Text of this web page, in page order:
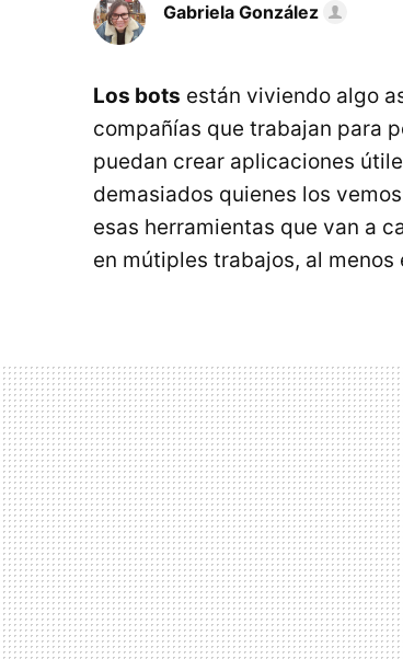
Gabriela González
Los bots están viviendo algo
compañías que trabajan para
puedan crear aplicaciones
demasiados quienes los
esas herramientas que van a
en mútiples trabajos, al